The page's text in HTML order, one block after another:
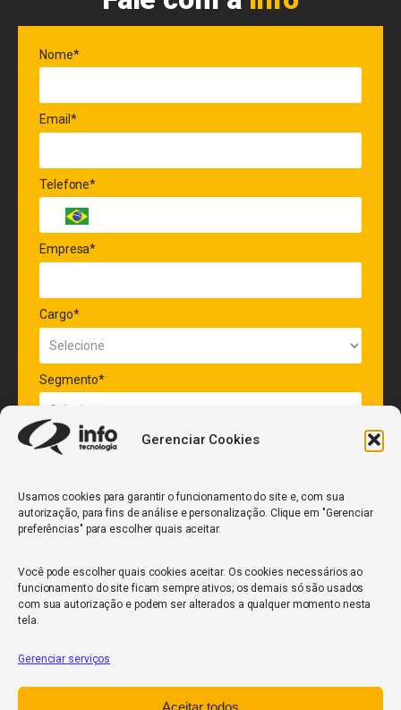
Gerenciar Cookies
Usamos cookies para garantir o funcionamento do site e, com sua
autorização, para fins de análise e personalização. Clique em "Gerenciar
preferências" para escolher quais aceitar.
Você pode escolher quais cookies aceitar. Os cookies necessários ao
funcionamento do site ficam sempre ativos; os demais só são usados
com sua autorização e podem ser alterados a qualquer momento nesta
tela.
Gerenciar serviços
Aceitar todos
Nome*
Email*
Telefone*
Empresa*
Cargo*
Segmento*
Quantidade de veículos da frota*
ENVIAR
InfoCore